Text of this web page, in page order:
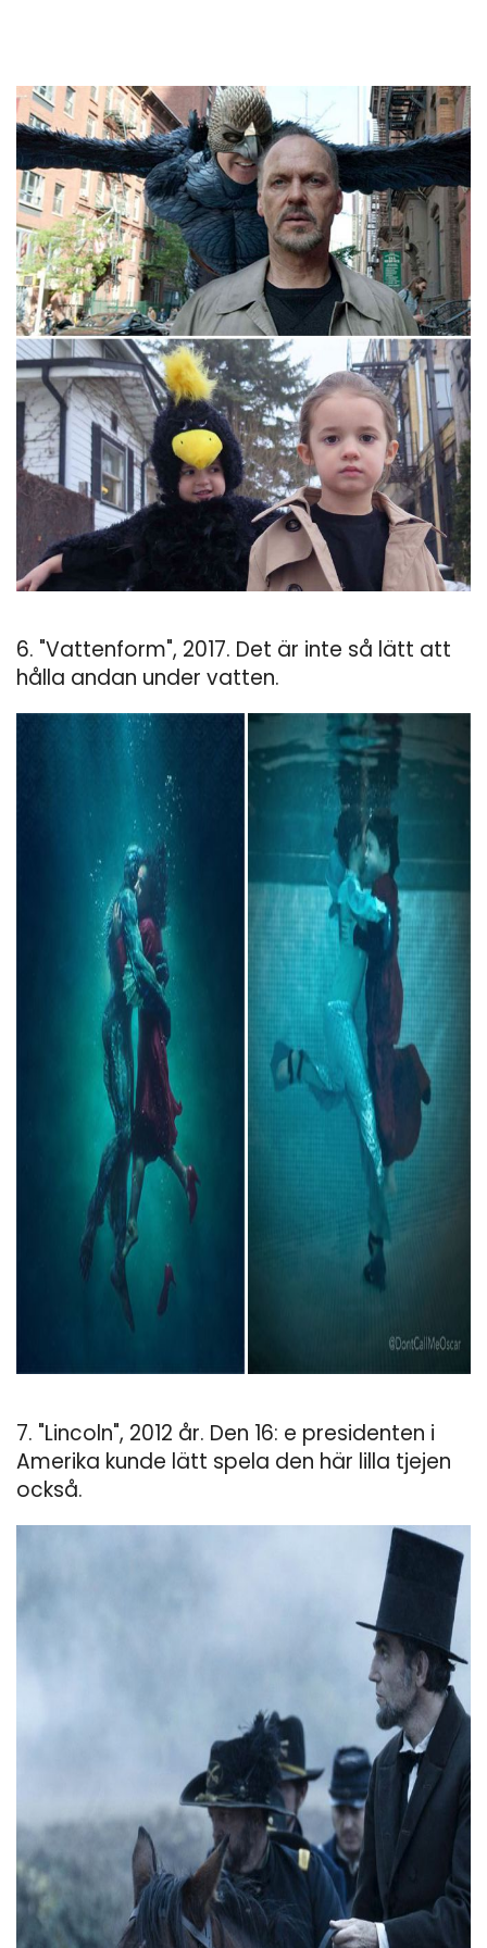
6. "Vattenform", 2017. Det är inte så lätt att
hålla andan under vatten.
7. "Lincoln", 2012 år. Den 16: e presidenten i
Amerika kunde lätt spela den här lilla tjejen
också.